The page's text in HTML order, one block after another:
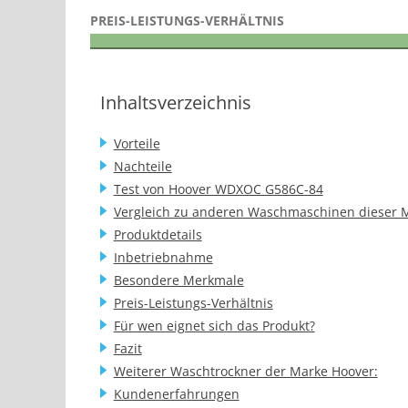
PREIS-LEISTUNGS-VERHÄLTNIS
Inhaltsverzeichnis
Vorteile
Nachteile
Test von Hoover WDXOC G586C-84
Vergleich zu anderen Waschmaschinen dieser
Produktdetails
Inbetriebnahme
Besondere Merkmale
Preis-Leistungs-Verhältnis
Für wen eignet sich das Produkt?
Fazit
Weiterer Waschtrockner der Marke Hoover:
Kundenerfahrungen